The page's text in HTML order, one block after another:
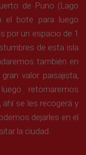
de Puno (Lago
el bote para luego
por un espacio de 1
de esta isla
también en
valor paisajista,
retornaremos
se les recogerá y
dejarles en el
la ciudad.